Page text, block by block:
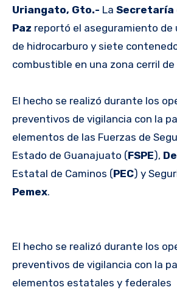
Uriangato, Gto.- La Secretaría
Paz reportó el aseguramiento de
de hidrocarburo y siete
combustible en una zona cerril de
El hecho se realizó durante los
preventivos de vigilancia con la
elementos de las Fuerzas de
Estado de Guanajuato (FSPE),
Estatal de Caminos (PEC) y
Pemex.
El hecho se realizó durante los
preventivos de vigilancia con la
elementos estatales y federales